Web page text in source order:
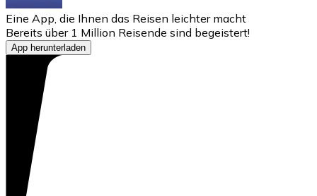
Eine App, die Ihnen das Reisen leichter macht
Bereits über 1 Million Reisende sind begeistert!
App herunterladen